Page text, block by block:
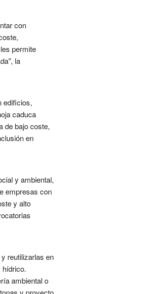
con
permite
la
edificios,
caduca
de bajo coste,
en
y ambiental,
empresas con
y alto
reutilizarlas en
hídrico.
ambiental o